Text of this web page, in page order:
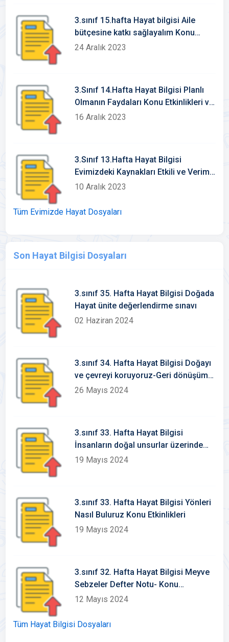
3.sınıf 15.hafta Hayat bilgisi Aile
bütçesine katkı sağlayalım Konu
Etkinlikleri
24 Aralık 2023
3.Sınıf 14.Hafta Hayat Bilgisi Planlı
Olmanın Faydaları Konu Etkinlikleri ve
Defter Notu
16 Aralık 2023
3.Sınıf 13.Hafta Hayat Bilgisi
Evimizdeki Kaynakları Etkili ve Verimli
Kullanalım Defter Notu ve Konu
10 Aralık 2023
Tüm Evimizde Hayat Dosyaları
Son Hayat Bilgisi Dosyaları
3.sınıf 35. Hafta Hayat Bilgisi Doğada
Hayat ünite değerlendirme sınavı
02 Haziran 2024
3.sınıf 34. Hafta Hayat Bilgisi Doğayı
ve çevreyi koruyoruz-Geri dönüşüme
katkı sağlayalım Konu Etkinlikleri
26 Mayıs 2024
3.sınıf 33. Hafta Hayat Bilgisi
İnsanların doğal unsurlar üzerinde
ekileri Konu Etkinlikleri
19 Mayıs 2024
3.sınıf 33. Hafta Hayat Bilgisi Yönleri
Nasıl Buluruz Konu Etkinlikleri
19 Mayıs 2024
3.sınıf 32. Hafta Hayat Bilgisi Meyve
Sebzeler Defter Notu- Konu
Etkinlikleri
12 Mayıs 2024
Tüm Hayat Bilgisi Dosyaları